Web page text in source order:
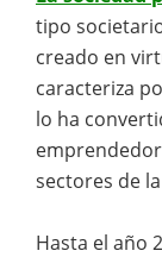
tipo
creado en
caracteriza
lo ha
sectores de
Hasta el año